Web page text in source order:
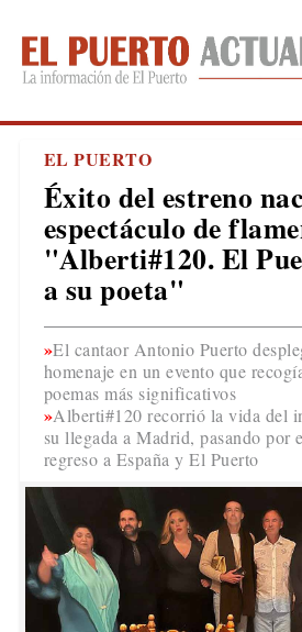
EL PUERTO
Éxito del estreno
espectáculo de
"Alberti#120. El
a su poeta"
El cantaor Antonio Puerto
homenaje en un evento que
poemas más significativos
Alberti#120 recorrió la vida del
su llegada a Madrid, pasando por
regreso a España y El Puerto